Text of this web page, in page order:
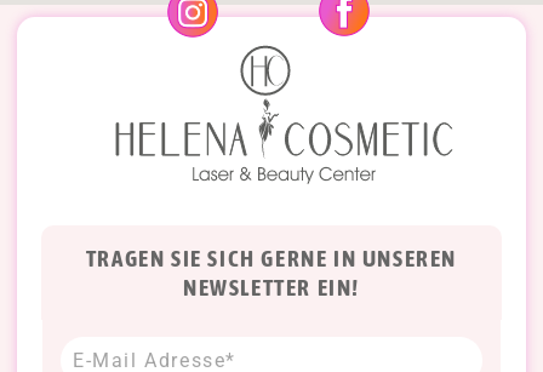
TRAGEN SIE SICH GERNE IN UNSEREN
NEWSLETTER EIN!